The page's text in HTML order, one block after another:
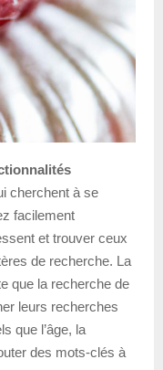
cherchent à se
facilement
et trouver ceux
de recherche. La
que la recherche de
leurs recherches
que l’âge, la
des mots-clés à